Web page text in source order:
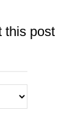
this post